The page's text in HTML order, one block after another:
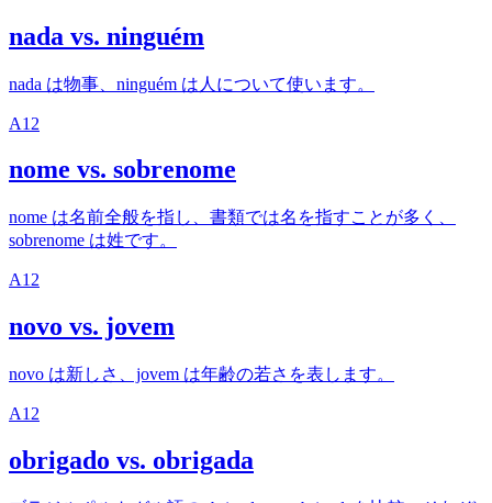
nada vs. ninguém
nada は物事、ninguém は人について使います。
A1 2
nome vs. sobrenome
nome は名前全般を指し、書類では名を指すことが多く、
sobrenome は姓です。
A1 2
novo vs. jovem
novo は新しさ、jovem は年齢の若さを表します。
A1 2
obrigado vs. obrigada